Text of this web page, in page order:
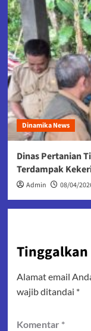
Dinamika News
Dinas Pertanian
Terdampak
Admin 08/04/
Alamat email
wajib ditandai *
Komentar *